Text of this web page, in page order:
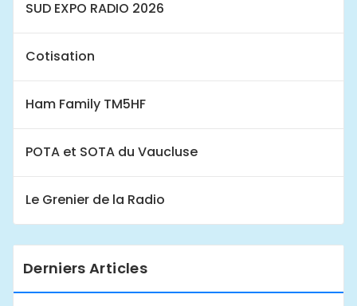
SUD EXPO RADIO 2026
Cotisation
Ham Family TM5HF
POTA et SOTA du Vaucluse
Le Grenier de la Radio
Derniers Articles